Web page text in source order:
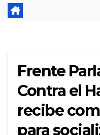
Frente
Contra el
recibe
para